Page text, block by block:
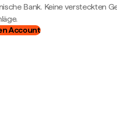
Bank. Keine versteckten
Account